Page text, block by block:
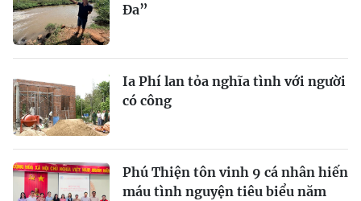
Đa”
Ia Phí lan tỏa nghĩa tình với người
có công
Phú Thiện tôn vinh 9 cá nhân hiến
máu tình nguyện tiêu biểu năm